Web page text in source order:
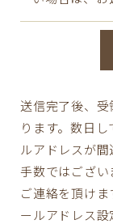
送信完了後、
ります。数日
ルアドレスが
手数ではござい
ご連絡を頂け
ールアドレス